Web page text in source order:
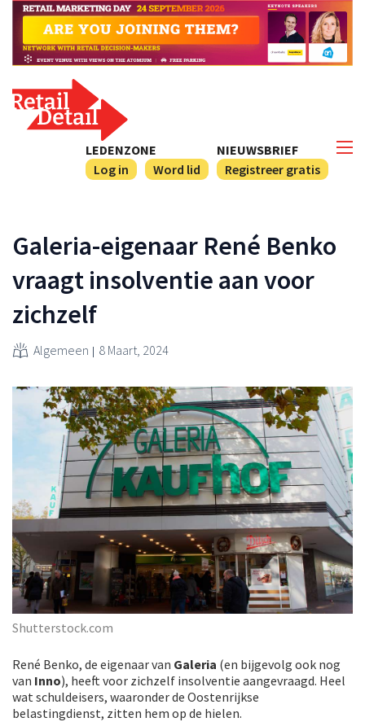
NIEUWSBRIEF
Registreer gratis
LEDENZONE
Log in
Word lid
Galeria-eigenaar René Benko
vraagt insolventie aan voor
zichzelf
Algemeen 8 Maart, 2024
Shutterstock.com
René Benko, de eigenaar van Galeria (en bijgevolg ook nog
van Inno), heeft voor zichzelf insolventie aangevraagd. Heel
wat schuldeisers, waaronder de Oostenrijkse
belastingdienst, zitten hem op de hielen.